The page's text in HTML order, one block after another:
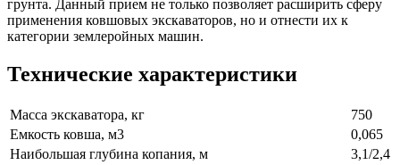
грунта. Данный прием не только позволяет расширить сферу
применения ковшовых экскаваторов, но и отнести их к
категории землеройных машин.
Технические характеристики
Масса экскаватора, кг
750
Емкость ковша, м3
0,065
Наибольшая глубина копания, м
3,1/2,4